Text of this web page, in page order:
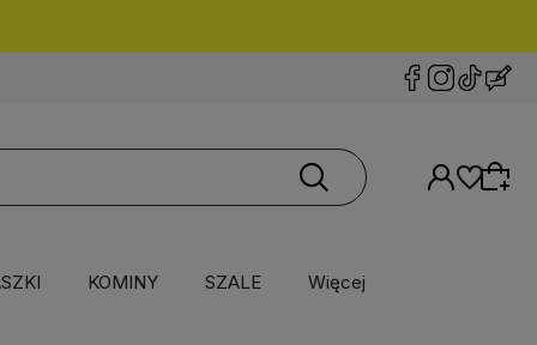
KOMINY SZALE Więcej